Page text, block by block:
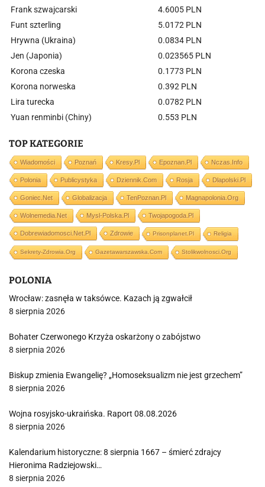
Frank szwajcarski
4.6005 PLN
Funt szterling
5.0172 PLN
Hrywna (Ukraina)
0.0834 PLN
Jen (Japonia)
0.023565 PLN
Korona czeska
0.1773 PLN
Korona norweska
0.392 PLN
Lira turecka
0.0782 PLN
Yuan renminbi (Chiny)
0.553 PLN
TOP KATEGORIE
Wiadomości Poznań Kresy.pl Epoznan.pl Nczas.info
Polonia Publicystyka Dziennik.com Rosja Dlapolski.pl
Goniec.net Globalizacja TenPoznan.pl Magnapolonia.org
Wolnemedia.net Mysl-Polska.pl Twojapogoda.pl
Dobrewiadomosci.net.pl Zdrowie Prisonplanet.pl Religia
Sekrety-Zdrowia.org Gazetawarszawska.com Stolikwolnosci.org
POLONIA
Wrocław: zasnęła w taksówce. Kazach ją zgwałcił
8 sierpnia 2026
Bohater Czerwonego Krzyża oskarżony o zabójstwo
8 sierpnia 2026
Biskup zmienia Ewangelię? „Homoseksualizm nie jest grzechem”
8 sierpnia 2026
Wojna rosyjsko-ukraińska. Raport 08.08.2026
8 sierpnia 2026
Kalendarium historyczne: 8 sierpnia 1667 – śmierć zdrajcy
Hieronima Radziejowski…
8 sierpnia 2026